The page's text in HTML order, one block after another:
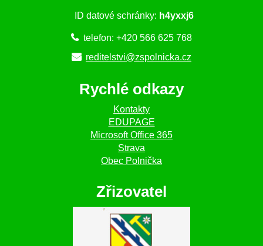
ID datové schránky: h4yxxj6
telefon: +420 566 625 768
reditelstvi@zspolnicka.cz
Rychlé odkazy
Kontakty
EDUPAGE
Microsoft Office 365
Strava
Obec Polnička
Zřizovatel